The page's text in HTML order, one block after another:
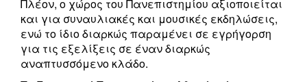
Πλέον, ο χώρος του Πανεπιστημίου αξιοποιείται
και για συναυλιακές και μουσικές εκδηλώσεις,
ενώ το ίδιο διαρκώς παραμένει σε εγρήγορση
για τις εξελίξεις σε έναν διαρκώς
αναπτυσσόμενο κλάδο.